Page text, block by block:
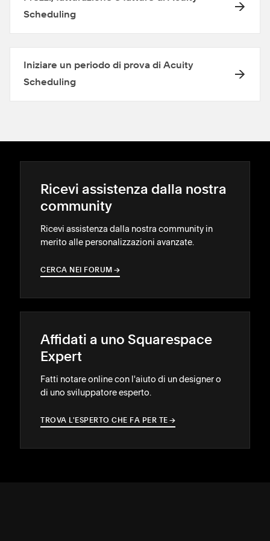
Scheduling
Iniziare un periodo di prova di Acuity
Scheduling
Ricevi assistenza dalla nostra
community
Ricevi assistenza dalla nostra community in
merito alle personalizzazioni avanzate.
CERCA NEI FORUM →
→
Affidati a uno Squarespace
Expert
Fatti notare online con l'aiuto di un designer o
di uno sviluppatore esperto.
TROVA L'ESPERTO CHE FA PER TE →
→